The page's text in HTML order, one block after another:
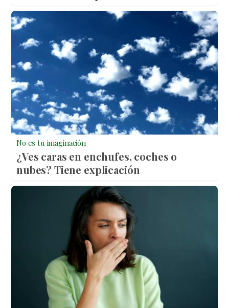
No es tu imaginación
¿Ves caras en enchufes, coches o
nubes? Tiene explicación